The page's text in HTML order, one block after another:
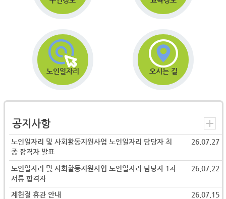
노인일자리 오시는 길
공지사항
노인일자리 및 사회활동지원사업 노인일자리 담당자 최
종 합격자 발표
26.07.27
노인일자리 및 사회활동지원사업 노인일자리 담당자 1차
서류 합격자
26.07.22
제헌절 휴관 안내 26.07.15